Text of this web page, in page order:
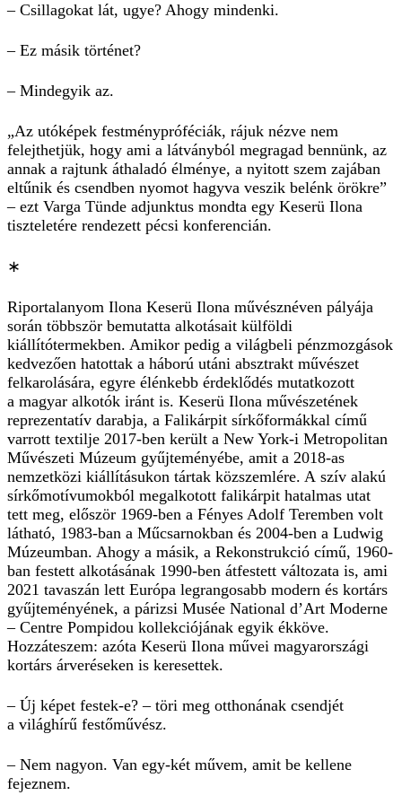
– Csillagokat lát, ugye? Ahogy mindenki.
– Ez másik történet?
– Mindegyik az.
„Az utóképek festménypróféciák, rájuk nézve nem
felejthetjük, hogy ami a látványból megragad bennünk, az
annak a rajtunk áthaladó élménye, a nyitott szem zajában
eltűnik és csendben nyomot hagyva veszik belénk örökre”
– ezt Varga Tünde adjunktus mondta egy Keserü Ilona
tiszteletére rendezett pécsi konferencián.
∗
Riportalanyom Ilona Keserü Ilona művésznéven pályája
során többször bemutatta alkotásait külföldi
kiállítótermekben. Amikor pedig a világbeli pénzmozgások
kedvezően hatottak a háború utáni absztrakt művészet
felkarolására, egyre élénkebb érdeklődés mutatkozott
a magyar alkotók iránt is. Keserü Ilona művészetének
reprezentatív darabja, a Falikárpit sírkőformákkal című
varrott textilje 2017-ben került a New York-i Metropolitan
Művészeti Múzeum gyűjteményébe, amit a 2018-as
nemzetközi kiállításukon tártak közszemlére. A szív alakú
sírkőmotívumokból megalkotott falikárpit hatalmas utat
tett meg, először 1969-ben a Fényes Adolf Teremben volt
látható, 1983-ban a Műcsarnokban és 2004-ben a Ludwig
Múzeumban. Ahogy a másik, a Rekonstrukció című, 1960-
ban festett alkotásának 1990-ben átfestett változata is, ami
2021 tavaszán lett Európa legrangosabb modern és kortárs
gyűjteményének, a párizsi Musée National d’Art Moderne
– Centre Pompidou kollekciójának egyik ékköve.
Hozzáteszem: azóta Keserü Ilona művei magyarországi
kortárs árveréseken is keresettek.
– Új képet festek-e? – töri meg otthonának csendjét
a világhírű festőművész.
– Nem nagyon. Van egy-két művem, amit be kellene
fejeznem.